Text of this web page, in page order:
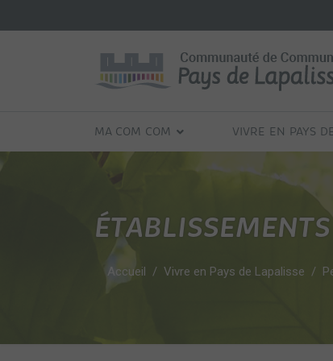
MA COM COM VIVRE EN PAYS
Accueil Vivre en Pays de Lapalisse